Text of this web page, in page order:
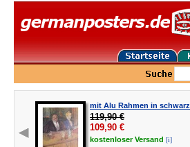
mit Alu Rahmen in schwarz
119,90 €
109,90 €
kostenloserVersand [i]